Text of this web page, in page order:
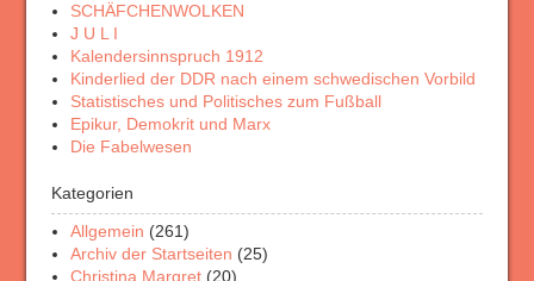
SCHÄFCHENWOLKEN
J U L I
Kalendersinnspruch 1912
Kinderlied der DDR nach einem schwedischen Vorbild
Statistisches und Politisches zum Fußball
Epikur, Demokrit und Marx
Die Fabelwesen
Kategorien
Allgemein (261)
Archiv der Startseiten (25)
Christina Margret(20)